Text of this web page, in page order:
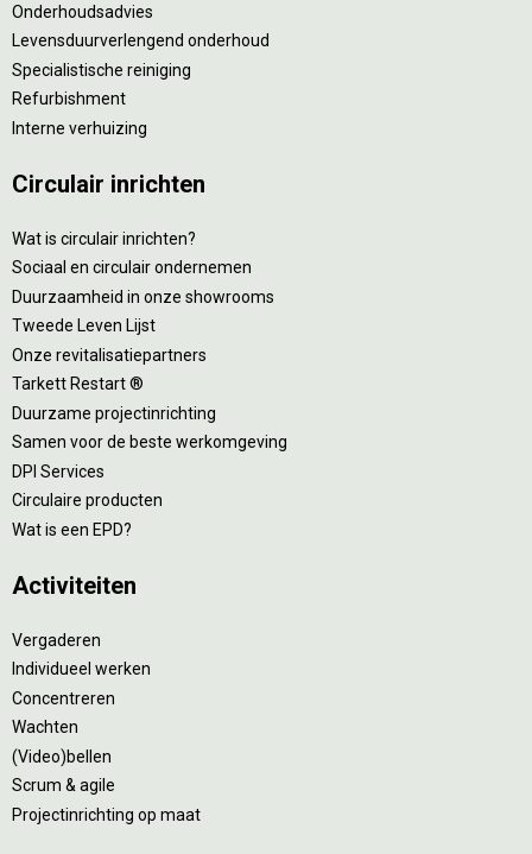
Onderhoudsadvies
Levensduurverlengend onderhoud
Specialistische reiniging
Refurbishment
Interne verhuizing
Circulair inrichten
Wat is circulair inrichten?
Sociaal en circulair ondernemen
Duurzaamheid in onze showrooms
Tweede Leven Lijst
Onze revitalisatiepartners
Tarkett Restart ®
Duurzame projectinrichting
Samen voor de beste werkomgeving
DPI Services
Circulaire producten
Wat is een EPD?
Activiteiten
Vergaderen
Individueel werken
Concentreren
Wachten
(Video)bellen
Scrum & agile
Projectinrichting op maat